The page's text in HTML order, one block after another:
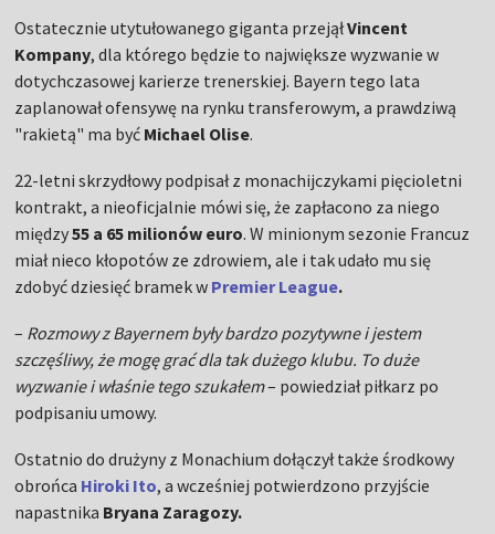
Ostatecznie utytułowanego giganta przejąłVincent
Kompany, dla którego będzie to największe wyzwanie w
dotychczasowej karierze trenerskiej. Bayern tego lata
zaplanował ofensywę na rynku transferowym, a prawdziwą
"rakietą" ma być Michael Olise.
22-letni skrzydłowy podpisał z monachijczykami pięcioletni
kontrakt, a nieoficjalnie mówi się, że zapłacono za niego
między55 a 65 milionów euro. W minionym sezonie Francuz
miał nieco kłopotów ze zdrowiem, ale i tak udało mu się
zdobyć dziesięć bramek w Premier League.
– Rozmowy z Bayernem były bardzo pozytywne i jestem
szczęśliwy, że mogę grać dla tak dużego klubu. To duże
wyzwanie i właśnie tego szukałem– powiedział piłkarz po
podpisaniu umowy.
Ostatnio do drużyny z Monachium dołączył także środkowy
obrońca Hiroki Ito, a wcześniej potwierdzono przyjście
napastnika Bryana Zaragozy.